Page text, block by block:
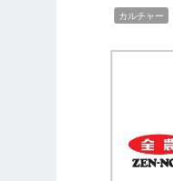
カルチャー